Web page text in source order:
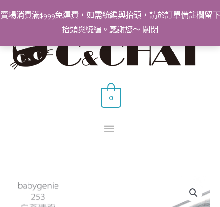
賣場消費滿$999免運費，如需統編與抬頭，請於訂單備註欄留下
抬頭與統編。感謝您～ 關閉
至
要
選
0
BabyGenie